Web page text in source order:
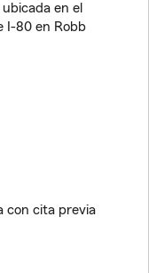
en el
I-80 en Robb
con cita previa